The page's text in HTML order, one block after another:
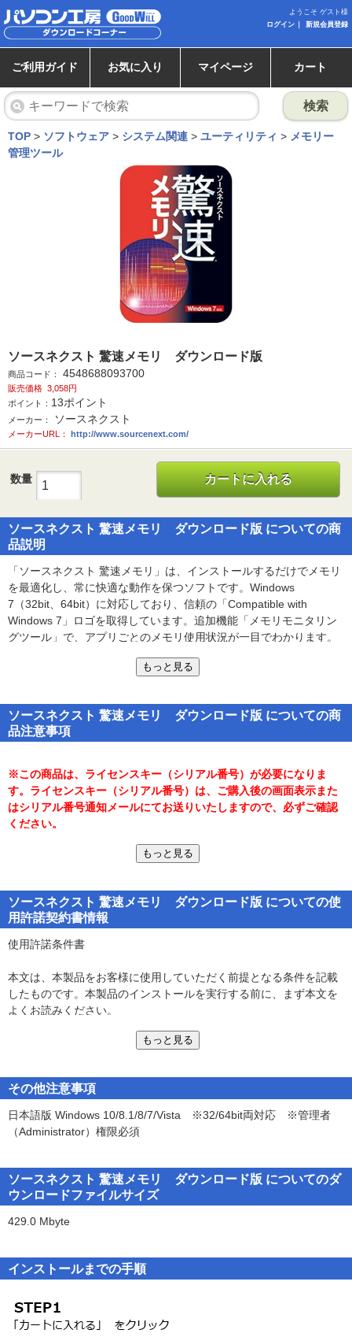
ようこそ ゲスト様
ログイン
新規会員登録
ご利用ガイド お気に入り マイページ カート
検索
TOP > ソフトウェア > システム関連 > ユーティリティ > メモリー
管理ツール
ソースネクスト 驚速メモリ ダウンロード版
商品コード： 4548688093700
販売価格 3,058円
ポイント： 13ポイント
メーカー： ソースネクスト
メーカーURL： http://www.sourcenext.com/
数量 カートに入れる
ソースネクスト 驚速メモリ ダウンロード版 についての商
品説明
「ソースネクスト 驚速メモリ」は、インストールするだけでメモリ
を最適化し、常に快適な動作を保つソフトです。Windows
7（32bit、64bit）に対応しており、信頼の「Compatible with
Windows 7」ロゴを取得しています。追加機能「メモリモニタリン
グツール」で、アプリごとのメモリ使用状況が一目でわかります。
して使用できます。データを自動バックアップするため、通常のド
■インストールするだけでメモリを最適化■
メモリから不要になったデータを解放することで、使えるメモリの
より、アプリケーションの動作やデータの読み込みなどをスムーズ
に行うことができるようになり、パソコンを安定させて高速化しま
す。
メモリの利用状況をリアルタイムでグラフ表示。アプリケーション
を改善します。
メモリの空き容量を利用して、高速ドライブを作成することができ
感覚で利用することが可能です。
※＜New＞は、前作「驚速仮想メモリ」との比較で記載していま
もっと見る
ソースネクスト 驚速メモリ ダウンロード版 についての商
品注意事項
※この商品は、ライセンスキー（シリアル番号）が必要になりま
す。ライセンスキー（シリアル番号）は、ご購入後の画面表示また
はシリアル番号通知メールにてお送りいたしますので、必ずご確認
ください。
ない、インストール後はオンラインマニュアルをご利用ください。
「Adobe Reader」は、こちらから無償にてダウンロードできます
■サポート方法■
ご利用ください。
ご購入後のサポートにつきましては、ソースネクスト・ホームペー
ジのFAQをご覧ください。さらに、ご不明な点につきましては、ユ
●メーカーサポートのパソコン
※32/64bit両対応
※管理者(Administrator)権限必須
●メモリ：512MB以上
●インストール容量：約200MB
●注意事項など
もっと見る
ソースネクスト 驚速メモリ ダウンロード版 についての使
用許諾契約書情報
使用許諾条件書
本文は、本製品をお客様に使用していただく前提となる条件を記載
したものです。本製品のインストールを実行する前に、まず本文を
よくお読みください。
本文にご同意していただけない場合には、本製品の複製またはイン
に、弊社にご返却ください。（ダウンロード版の場合は、ダウンロ
ードプログラムを削除してください）製品代金を返金いたします。
本製品の複製またはインストールを実行された後は、第５条に定め
る他は返金・交換には応じられませんので、ご了承ください。
ご同意頂いたお客様は、弊社指定の方法でユーザー登録をすること
をおすすめします。
第1条（使用許諾等）
品中のソフトウェア（以下「本ソフトウェア」）を日本国内で使用
する権利をお客様に許諾いたします。また、本製品に同梱する本ソ
等」）については、お客様が本文に同意し遵守されることを条件と
してお客様に譲渡いたします。弊社は、本ソフトウェアおよび本マ
もっと見る
その他注意事項
日本語版 Windows 10/8.1/8/7/Vista ※32/64bit両対応 ※管理者
（Administrator）権限必須
ソースネクスト 驚速メモリ ダウンロード版 についてのダ
ウンロードファイルサイズ
429.0 Mbyte
インストールまでの手順